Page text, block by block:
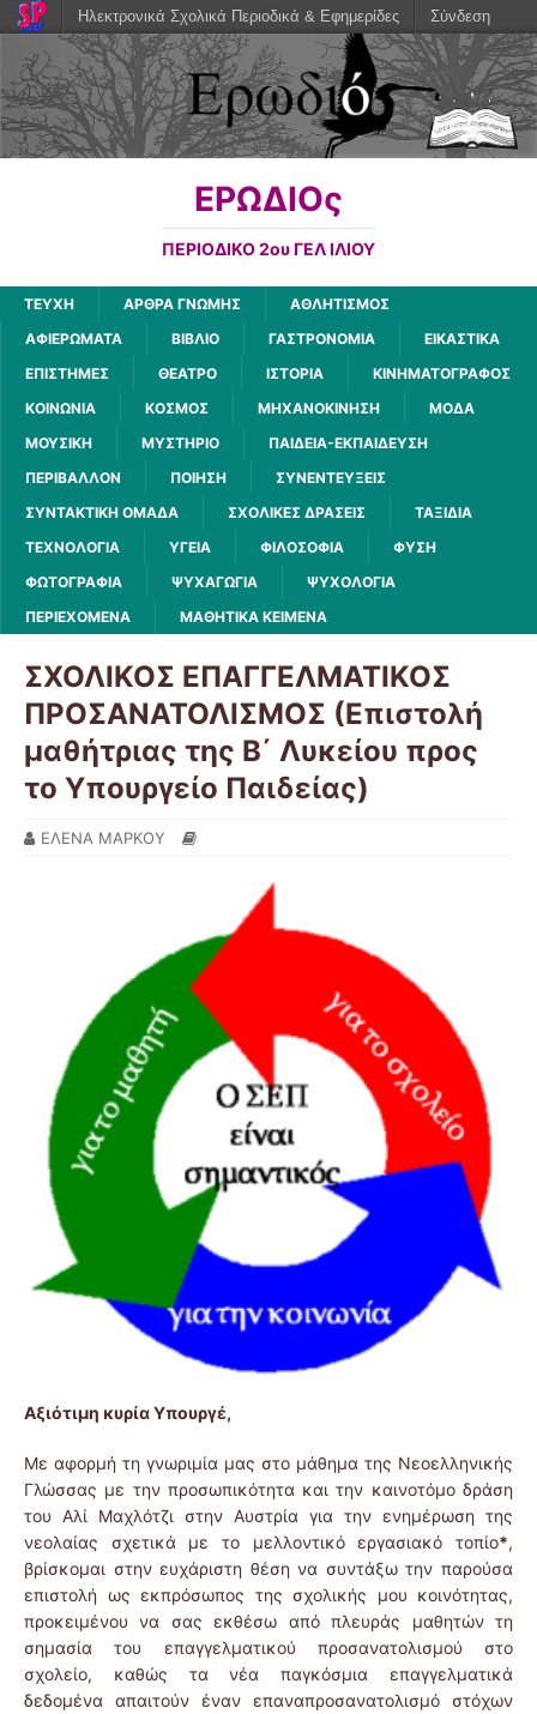
ΕΡΩΔΙΟς
ΠΕΡΙΟΔΙΚΟ 2ου ΓΕΛ ΙΛΙΟΥ
ΤΕΥΧΗ ΑΡΘΡΑ ΓΝΩΜΗΣ
ΑΘΛΗΤΙΣΜΟΣ
ΑΦΙΕΡΩΜΑΤΑ
ΒΙΒΛΙΟ ΓΑΣΤΡΟΝΟΜΙΑ
ΕΙΚΑΣΤΙΚΑ
ΕΠΙΣΤΗΜΕΣ
ΘΕΑΤΡΟ ΙΣΤΟΡΙΑ
ΚΙΝΗΜΑΤΟΓΡΑΦΟΣ
ΚΟΙΝΩΝΙΑ
ΚΟΣΜΟΣ ΜΗΧΑΝΟΚΙΝΗΣΗ
ΜΟΔΑ
ΜΟΥΣΙΚΗ
ΜΥΣΤΗΡΙΟ
ΠΑΙΔΕΙΑ-ΕΚΠΑΙΔΕΥΣΗ
ΠΕΡΙΒΑΛΛΟΝ
ΠΟΙΗΣΗ
ΣΥΝΕΝΤΕΥΞΕΙΣ
ΣΥΝΤΑΚΤΙΚΗ ΟΜΑΔΑ
ΣΧΟΛΙΚΕΣ ΔΡΑΣΕΙΣ
ΤΑΞΙΔΙΑ
ΤΕΧΝΟΛΟΓΙΑ
ΥΓΕΙΑ ΦΙΛΟΣΟΦΙΑ
ΦΥΣΗ
ΦΩΤΟΓΡΑΦΙΑ
ΨΥΧΑΓΩΓΙΑ
ΨΥΧΟΛΟΓΙΑ
ΠΕΡΙΕΧΟΜΕΝΑ
ΜΑΘΗΤΙΚΑ ΚΕΙΜΕΝΑ
ΣΧΟΛΙΚΟΣ ΕΠΑΓΓΕΛΜΑΤΙΚΟΣ
ΠΡΟΣΑΝΑΤΟΛΙΣΜΟΣ (Επιστολή
μαθήτριας της Β΄ Λυκείου προς
το Υπουργείο Παιδείας)
ΕΛΕΝΑ ΜΑΡΚΟΥ
Αξιότιμη κυρία Υπουργέ,
Με αφορμή τη γνωριμία μας στο μάθημα της Νεοελληνικής
Γλώσσας με την προσωπικότητα και την καινοτόμο δράση
του Αλί Μαχλότζι στην Αυστρία για την ενημέρωση της
νεολαίας σχετικά με το μελλοντικό εργασιακό τοπίο*,
βρίσκομαι στην ευχάριστη θέση να συντάξω την παρούσα
επιστολή ως εκπρόσωπος της σχολικής μου κοινότητας,
προκειμένου να σας εκθέσω από πλευράς μαθητών τη
σημασία του επαγγελματικού προσανατολισμού στο
σχολείο, καθώς τα νέα παγκόσμια επαγγελματικά
δεδομένα απαιτούν έναν επαναπροσανατολισμό στόχων
Ηλεκτρονικά Σχολικά Περιοδικά & Εφημερίδες Σύνδεση